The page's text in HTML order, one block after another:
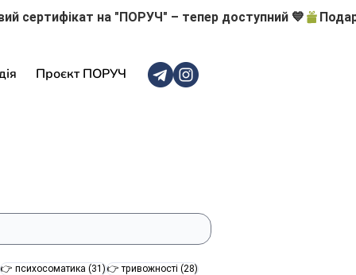
Проєкт ПОРУЧ
постів
👉 психосоматика (31)31 пост
👉 тривожності (28)28 постів